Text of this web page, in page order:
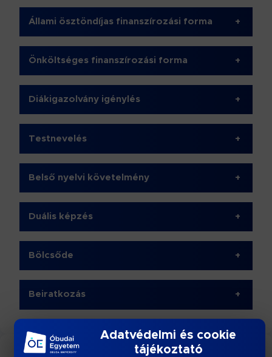
Állami ösztöndíjas finanszírozási forma +
Önköltséges finanszírozási forma +
Diákigazolvány igénylés +
Testnevelés +
Belső nyelvi követelmény +
Duális képzés +
Bölcsőde +
Beiratkozás +
Adatvédelmi és cookie
tájékoztató